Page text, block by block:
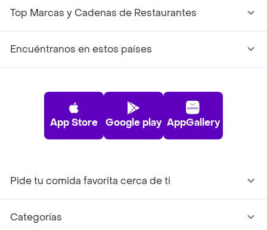
Top Marcas y Cadenas de Restaurantes
Encuéntranos en estos países
App Store Google play AppGallery
Pide tu comida favorita cerca de ti
Categorías